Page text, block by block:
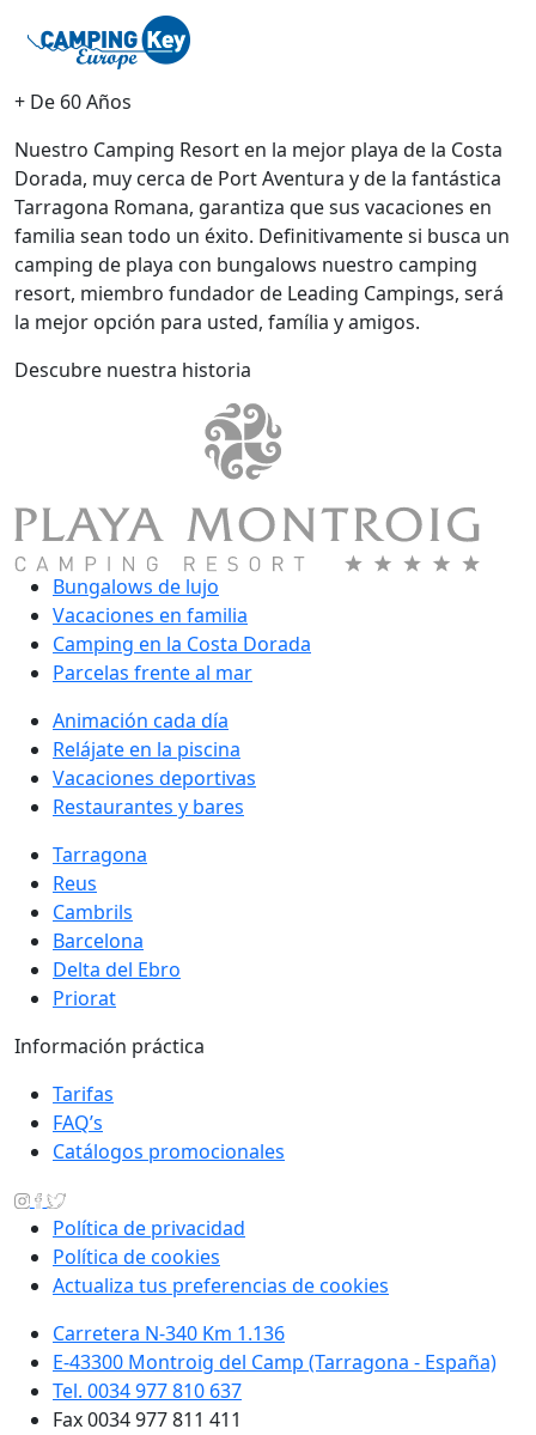
+ De 60 Años
Nuestro Camping Resort en la mejor playa de la Costa
Dorada, muy cerca de Port Aventura y de la fantástica
Tarragona Romana, garantiza que sus vacaciones en
familia sean todo un éxito. Definitivamente si busca un
camping de playa con bungalows nuestro camping
resort, miembro fundador de Leading Campings, será
la mejor opción para usted, família y amigos.
Descubre nuestra historia
Bungalows de lujo
Vacaciones en familia
Camping en la Costa Dorada
Parcelas frente al mar
Animación cada día
Relájate en la piscina
Vacaciones deportivas
Restaurantes y bares
Tarragona
Reus
Cambrils
Barcelona
Delta del Ebro
Priorat
Información práctica
Tarifas
FAQ’s
Catálogos promocionales
Política de privacidad
Política de cookies
Actualiza tus preferencias de cookies
Carretera N-340 Km 1.136
E-43300 Montroig del Camp (Tarragona - España)
Tel. 0034 977 810 637
Fax 0034 977 811 411